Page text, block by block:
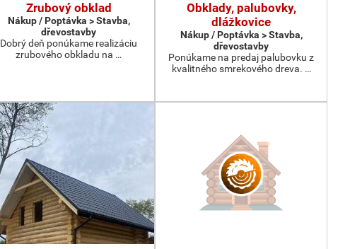
Zrubový obklad
Nákup / Poptávka > Stavba,
dřevostavby
Dobrý deň ponúkame realizáciu
zrubového obkladu na …
Obklady, palubovky,
dlážkovice
Nákup / Poptávka > Stavba,
dřevostavby
Ponúkame na predaj palubovku z
kvalitného smrekového dreva. …